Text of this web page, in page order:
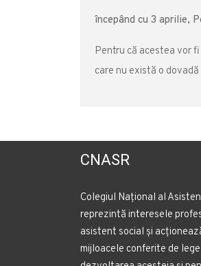
începând cu 3 aprilie,
Pentru că acestea vor
care nu există o dovadă
CNASR
Colegiul Național al
reprezintă interesele
asistent social și
mijloacele conferite de